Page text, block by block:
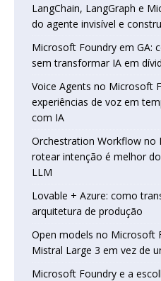
LangChain, LangGraph e
do agente invisível e
Microsoft Foundry em GA:
sem transformar IA em
Voice Agents no Microsoft
experiências de voz em
com IA
Orchestration Workflow no
rotear intenção é melhor
LLM
Lovable + Azure: como
arquitetura de produção
Open models no Microsoft
Mistral Large 3 em vez de
Microsoft Foundry e a